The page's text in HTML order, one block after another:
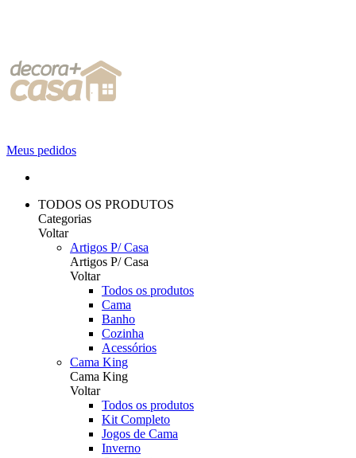
Meus pedidos
TODOS OS PRODUTOS
Categorias
Voltar
Artigos P/ Casa
Artigos P/ Casa
Voltar
Todos os produtos
Cama
Banho
Cozinha
Acessórios
Cama King
Cama King
Voltar
Todos os produtos
Kit Completo
Jogos de Cama
Inverno